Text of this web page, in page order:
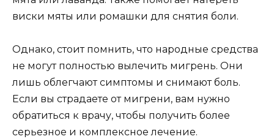
виски мяты или ромашки для снятия боли.
Однако, стоит помнить, что народные средства
не могут полностью вылечить мигрень. Они
лишь облегчают симптомы и снимают боль.
Если вы страдаете от мигрени, вам нужно
обратиться к врачу, чтобы получить более
серьезное и комплексное лечение.